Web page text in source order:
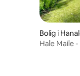
Bolig i
Hale Maile